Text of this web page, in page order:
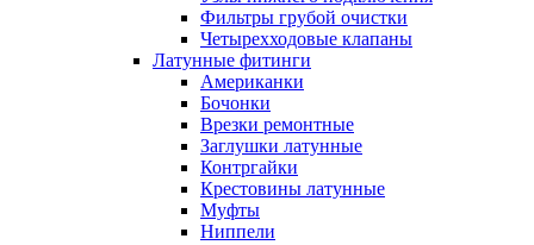
Фильтры грубой очистки
Четырехходовые клапаны
Латунные фитинги
Американки
Бочонки
Врезки ремонтные
Заглушки латунные
Контргайки
Крестовины латунные
Муфты
Ниппели